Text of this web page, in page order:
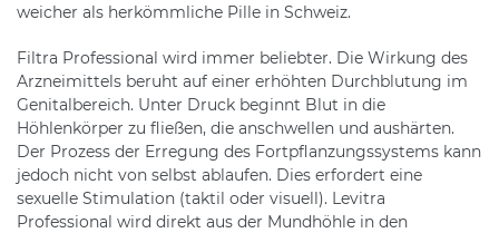
weicher als herkömmliche Pille in Schweiz.
Filtra Professional wird immer beliebter. Die Wirkung des
Arzneimittels beruht auf einer erhöhten Durchblutung im
Genitalbereich. Unter Druck beginnt Blut in die
Höhlenkörper zu fließen, die anschwellen und aushärten.
Der Prozess der Erregung des Fortpflanzungssystems kann
jedoch nicht von selbst ablaufen. Dies erfordert eine
sexuelle Stimulation (taktil oder visuell). Levitra
Professional wird direkt aus der Mundhöhle in den